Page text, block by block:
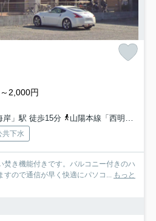
2,000円
岸」駅 徒歩15分
山陽本線「西明石」駅 徒歩20分
共下水
焚き機能付きです。バルコニー付きのハ
ので通信が早く快適にパソコ...
もっと